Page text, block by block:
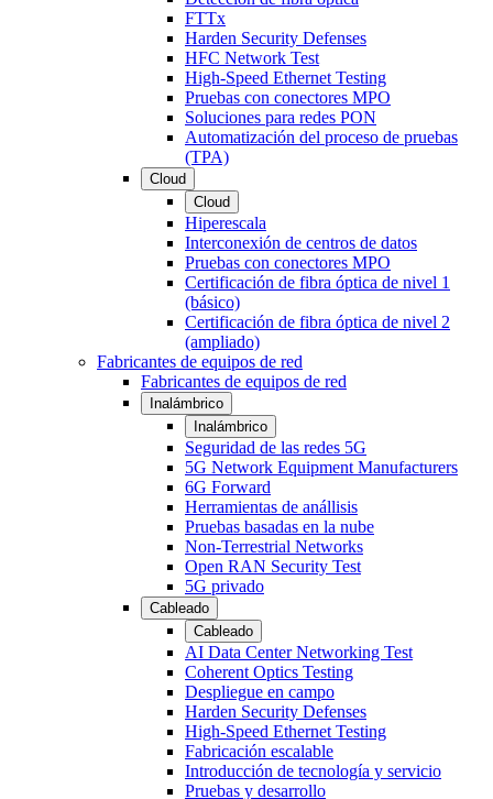
FTTx
Harden Security Defenses
HFC Network Test
High-Speed Ethernet Testing
Pruebas con conectores MPO
Soluciones para redes PON
Automatización del proceso de pruebas
(TPA)
Cloud
Cloud
Hiperescala
Interconexión de centros de datos
Pruebas con conectores MPO
Certificación de fibra óptica de nivel 1
(básico)
Certificación de fibra óptica de nivel 2
(ampliado)
Fabricantes de equipos de red
Fabricantes de equipos de red
Inalámbrico
Inalámbrico
Seguridad de las redes 5G
5G Network Equipment Manufacturers
6G Forward
Herramientas de anállisis
Pruebas basadas en la nube
Non-Terrestrial Networks
Open RAN Security Test
5G privado
Cableado
Cableado
AI Data Center Networking Test
Coherent Optics Testing
Despliegue en campo
Harden Security Defenses
High-Speed Ethernet Testing
Fabricación escalable
Introducción de tecnología y servicio
Pruebas y desarrollo